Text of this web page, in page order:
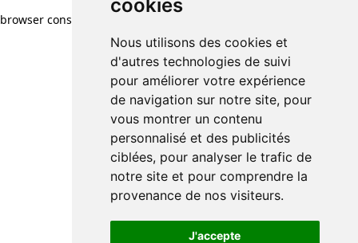
cookies
Nous utilisons des cookies et
d'autres technologies de suivi
pour améliorer votre expérience
de navigation sur notre site, pour
vous montrer un contenu
personnalisé et des publicités
ciblées, pour analyser le trafic de
notre site et pour comprendre la
provenance de nos visiteurs.
J'accepte
browser console for more information)